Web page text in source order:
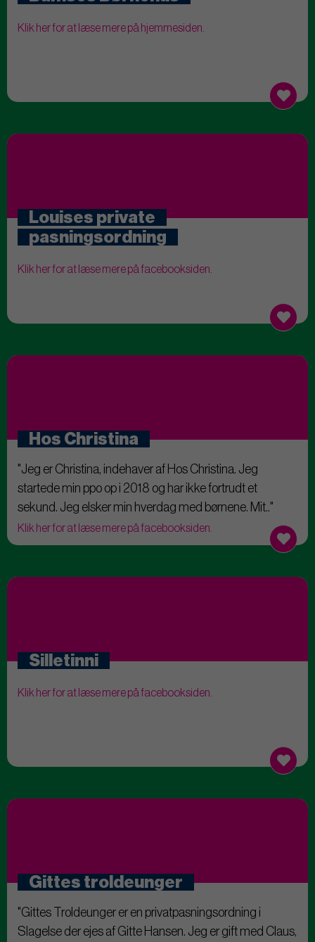
Klik her for at læse mere på hjemmesiden.
Louises private
pasningsordning
Klik her for at læse mere på facebooksiden.
Hos Christina
"Jeg er Christina, indehaver af Hos Christina. Jeg
startede min ppo op i 2018 og har ikke fortrudt et
sekund. Jeg elsker min hverdag med børnene. Mit.."
Klik her for at læse mere på facebooksiden.
Silletinni
Klik her for at læse mere på facebooksiden.
Gittes troldeunger
"Gittes Troldeunger er en privatpasningsordning i
Slagelse der ejes af Gitte Hansen. Jeg er gift med Claus,